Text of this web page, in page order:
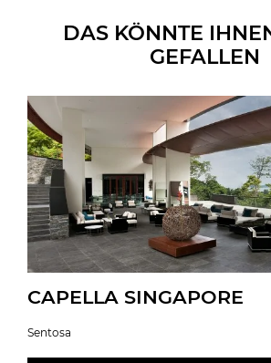
DAS KÖNNTE
GEFALLEN
CAPELLA SINGAPORE
Sentosa